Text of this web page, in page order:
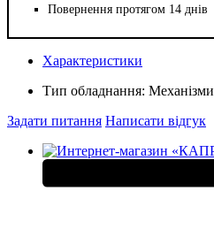
Повернення протягом 14 днів
Характеристики
Тип обладнання: Механізми
Задати питання Написати відгук